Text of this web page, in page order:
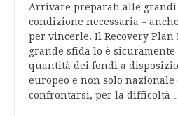
Arrivare preparati alle grandi
condizione necessaria –
per vincerle. Il Recovery
grande sfida lo è sicuramente
quantità dei fondi a
europeo e non solo
confrontarsi, per la difficoltà…